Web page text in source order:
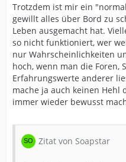
Trotzdem ist mir ein
gewillt alles über Bord zu
Leben ausgemacht hat.
so nicht funktioniert, wer
nur Wahrscheinlichkeiten
hoch, wenn man die Foren,
Erfahrungswerte anderer
mache ja auch keinen Hehl
immer wieder bewusst
Zitat von Soapstar